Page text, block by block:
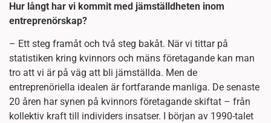
Hur långt har vi kommit med jämställdheten inom
entreprenörskap?
– Ett steg framåt och två steg bakåt. När vi tittar på
statistiken kring kvinnors och mäns företagande kan man
tro att vi är på väg att bli jämställda. Men de
entreprenöriella idealen är fortfarande manliga. De senaste
20 åren har synen på kvinnors företagande skiftat – från
kollektiv kraft till individers insatser. I början av 1990-talet